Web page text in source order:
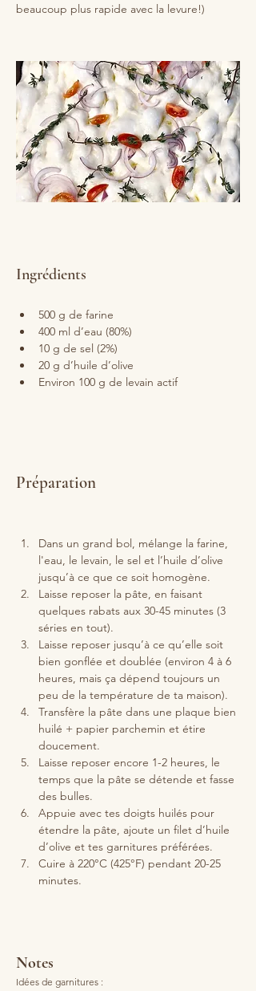
beaucoup plus rapide avec la levure!)
Ingrédients
500 g de farine
400 ml d’eau (80%)
10 g de sel (2%)
20 g d’huile d’olive
Environ 100 g de levain actif
Préparation
Dans un grand bol, mélange la farine,
l'eau, le levain, le sel et l’huile d’olive
jusqu’à ce que ce soit homogène.
Laisse reposer la pâte, en faisant
quelques rabats aux 30-45 minutes (3
séries en tout).
Laisse reposer jusqu’à ce qu’elle soit
bien gonflée et doublée (environ 4 à 6
heures, mais ça dépend toujours un
peu de la température de ta maison).
Transfère la pâte dans une plaque bien
huilé + papier parchemin et étire
doucement.
Laisse reposer encore 1-2 heures, le
temps que la pâte se détende et fasse
des bulles.
Appuie avec tes doigts huilés pour
étendre la pâte, ajoute un filet d’huile
d’olive et tes garnitures préférées.
Cuire à 220°C (425°F) pendant 20-25
minutes.
Notes
Idées de garnitures :